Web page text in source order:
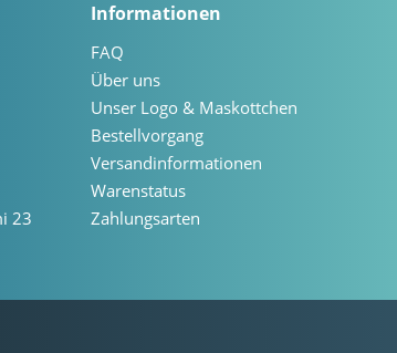
23
Informationen
FAQ
Über uns
Unser Logo & Maskottchen
Bestellvorgang
Versandinformationen
Warenstatus
Zahlungsarten